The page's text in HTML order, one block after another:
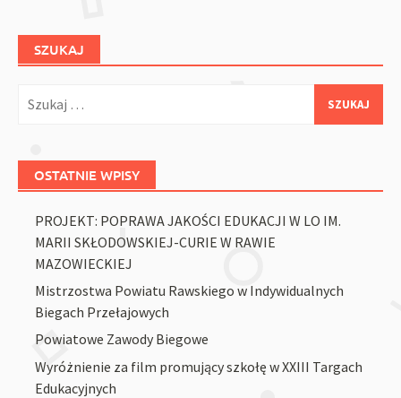
SZUKAJ
OSTATNIE WPISY
PROJEKT: POPRAWA JAKOŚCI EDUKACJI W LO IM.
MARII SKŁODOWSKIEJ-CURIE W RAWIE
MAZOWIECKIEJ
Mistrzostwa Powiatu Rawskiego w Indywidualnych
Biegach Przełajowych
Powiatowe Zawody Biegowe
Wyróżnienie za film promujący szkołę w XXIII Targach
Edukacyjnych